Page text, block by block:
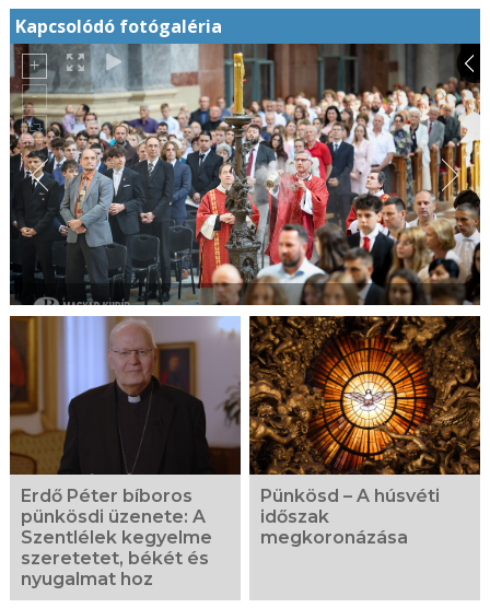
Kapcsolódó fotógaléria
Erdő Péter bíboros
pünkösdi üzenete: A
Szentlélek kegyelme
szeretetet, békét és
nyugalmat hoz
Pünkösd – A húsvéti
időszak
megkoronázása